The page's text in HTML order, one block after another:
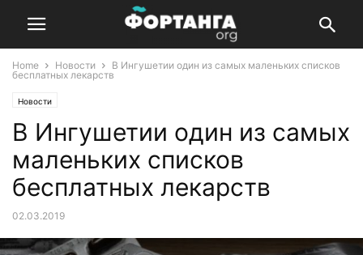
Home Новости
В Ингушетии один из самых маленьких списков
бесплатных лекарств
Новости
В Ингушетии один из самых
маленьких списков
бесплатных лекарств
02.03.2019